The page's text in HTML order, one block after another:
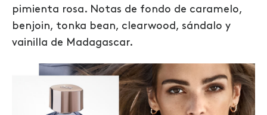
pimienta rosa. Notas de fondo de caramelo,
benjoin, tonka bean, clearwood, sándalo y
vainilla de Madagascar.